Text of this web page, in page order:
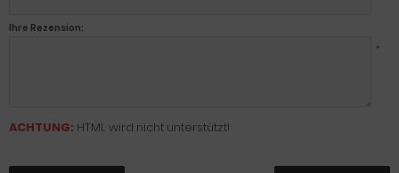
Ihre Rezension:
*
ACHTUNG: HTML wird nicht unterstützt!